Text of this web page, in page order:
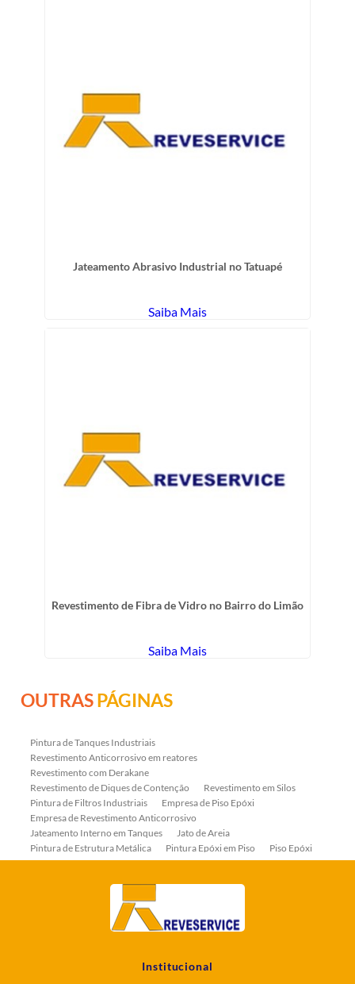
Jateamento Abrasivo Industrial no Tatuapé
Saiba Mais
Revestimento de Fibra de Vidro no Bairro do Limão
Saiba Mais
OUTRASPÁGINAS
Pintura de Tanques Industriais
Revestimento Anticorrosivo em reatores
Revestimento com Derakane
Revestimento de Diques de Contenção
Revestimento em Silos
Pintura de Filtros Industriais
Empresa de Piso Epóxi
Empresa de Revestimento Anticorrosivo
Jateamento Interno em Tanques
Jato de Areia
Pintura de Estrutura Metálica
Pintura Epóxi em Piso
Piso Epóxi
Piso Epóxi Autonivelante
Revestimento E-coat em Serpentinas
Revestimentos Anticorrosivos em Trocadores de Calor
Revestimentos em Tanques
Revestimentos Fenólicos
Empresa Jateamento Abrasivo
Jateamento Abrasivo
Institucional